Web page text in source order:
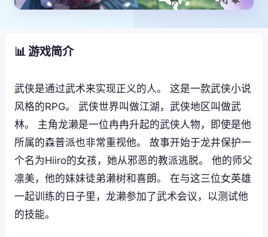
📊 游戏简介
武侠是通过武术来实现正义的人。 这是一款武侠小说
风格的RPG。 武侠世界叫做江湖，武侠地区叫做武
林。 主角龙濑是一位冉冉升起的武侠人物，即使是他
所属的森普派也非常重视他。 故事开始于龙井保护一
个名为Hiiro的女孩，她从邪恶的教派逃脱。 他的师父
凛美，他的妹妹徒弟濑树和喜朗。 在与这三位女英雄
一起训练的日子里，龙濑参加了武术会议，以测试他
的技能。